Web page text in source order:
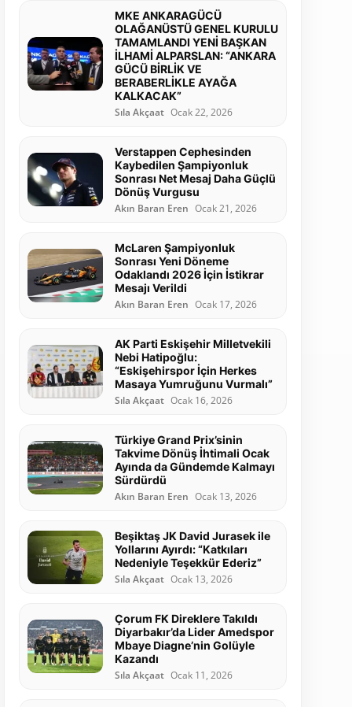
MKE ANKARAGÜCÜ
OLAĞANÜSTÜ GENEL KURULU
TAMAMLANDI YENİ BAŞKAN
İLHAMİ ALPARSLAN: “ANKARA
GÜCÜ BİRLİK VE
BERABERLİKLE AYAĞA
KALKACAK”
Sıla Akçaat Ocak 22, 2026
Verstappen Cephesinden
Kaybedilen Şampiyonluk
Sonrası Net Mesaj Daha Güçlü
Dönüş Vurgusu
Akın Baran Eren Ocak 21, 2026
McLaren Şampiyonluk
Sonrası Yeni Döneme
Odaklandı 2026 İçin İstikrar
Mesajı Verildi
Akın Baran Eren Ocak 17, 2026
AK Parti Eskişehir Milletvekili
Nebi Hatipoğlu:
“Eskişehirspor İçin Herkes
Masaya Yumruğunu Vurmalı”
Sıla Akçaat Ocak 16, 2026
Türkiye Grand Prix’sinin
Takvime Dönüş İhtimali Ocak
Ayında da Gündemde Kalmayı
Sürdürdü
Akın Baran Eren Ocak 13, 2026
Beşiktaş JK David Jurasek ile
Yollarını Ayırdı: “Katkıları
Nedeniyle Teşekkür Ederiz”
Sıla Akçaat Ocak 13, 2026
Çorum FK Direklere Takıldı
Diyarbakır’da Lider Amedspor
Mbaye Diagne’nin Golüyle
Kazandı
Sıla Akçaat Ocak 11, 2026